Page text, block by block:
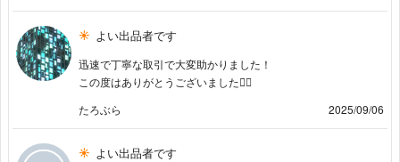
よい出品者です
迅速で丁寧な取引で大変助かりました！
この度はありがとうございました🙇‍♂️
たろぶら
2025/09/06
よい出品者です